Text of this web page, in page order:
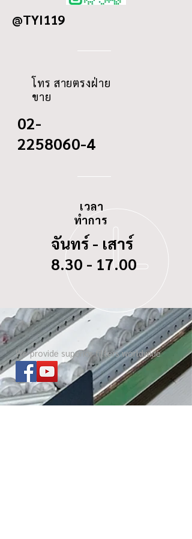
ID
@TYI119
โทร สายตรงฝ่าย
ขาย
02-
2258060-4
เวลา
ทำการ
จันทร์ - เสาร์
8.30 - 17.00
We provide superior filters worldwide